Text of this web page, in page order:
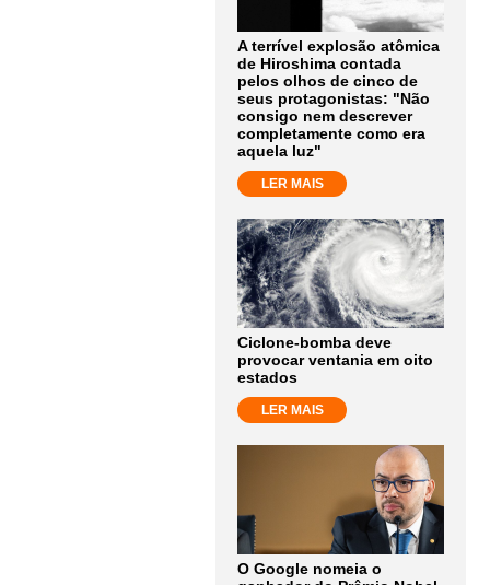
A terrível explosão atômica
de Hiroshima contada
pelos olhos de cinco de
seus protagonistas: "Não
consigo nem descrever
completamente como era
aquela luz"
LER MAIS
Ciclone-bomba deve
provocar ventania em oito
estados
LER MAIS
O Google nomeia o